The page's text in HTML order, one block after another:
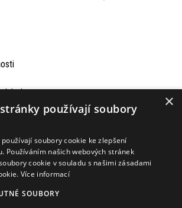
×
používají soubory
soubory cookie ke zlepšení
Používáním našich webových stránek
cookie v souladu s našimi zásadami
Více informací
SOUBORY